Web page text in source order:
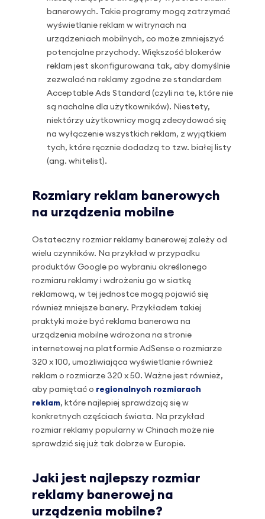
banerowych. Takie programy mogą zatrzymać
wyświetlanie reklam w witrynach na
urządzeniach mobilnych, co może zmniejszyć
potencjalne przychody. Większość blokerów
reklam jest skonfigurowana tak, aby domyślnie
zezwalać na reklamy zgodne ze standardem
Acceptable Ads Standard (czyli na te, które nie
są nachalne dla użytkowników). Niestety,
niektórzy użytkownicy mogą zdecydować się
na wyłączenie wszystkich reklam, z wyjątkiem
tych, które ręcznie dodadzą to tzw. białej listy
(ang. whitelist).
Rozmiary reklam banerowych
na urządzenia mobilne
Ostateczny rozmiar reklamy banerowej zależy od
wielu czynników. Na przykład w przypadku
produktów Google po wybraniu określonego
rozmiaru reklamy i wdrożeniu go w siatkę
reklamową, w tej jednostce mogą pojawić się
również mniejsze banery. Przykładem takiej
praktyki może być reklama banerowa na
urządzenia mobilne wdrożona na stronie
internetowej na platformie AdSense o rozmiarze
320 x 100, umożliwiająca wyświetlanie również
reklam o rozmiarze 320 x 50. Ważne jest również,
aby pamiętać o regionalnych rozmiarach
reklam, które najlepiej sprawdzają się w
konkretnych częściach świata. Na przykład
rozmiar reklamy popularny w Chinach może nie
sprawdzić się już tak dobrze w Europie.
Jaki jest najlepszy rozmiar
reklamy banerowej na
urządzenia mobilne?